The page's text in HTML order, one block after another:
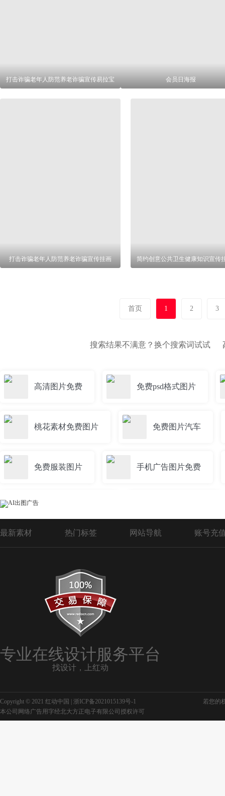
打击诈骗老年人防范养老诈骗宣传易拉宝 会员日海报
打击诈骗老年人防范养老诈骗宣传挂画 简约创意公共卫生健康知识宣传
首页 1 2 3
搜索结果不满意？换个搜索词试试
高清图片免费 免费psd格式图片
桃花素材免费图片 免费图片汽车
免费服装图片 手机广告图片免费
七夕情人节图片免费
psd免费名片图片 51劳动节免费图片
化妆品图片免费
免费婴儿图片
免费七夕图片
最新素材 热门标签 网站导航 账号充
专业在线设计服务平台
找设计，上红动
Copyright © 2021 红动中国 | 浙ICP备2021015139号-1
若您的
本公司网络广告用字经北大方正电子有限公司授权许可